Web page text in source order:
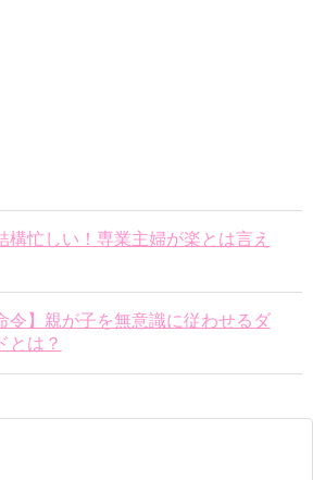
構忙しい！専業主婦が楽とは言え
令】親が子を無意識に従わせるダ
とは？